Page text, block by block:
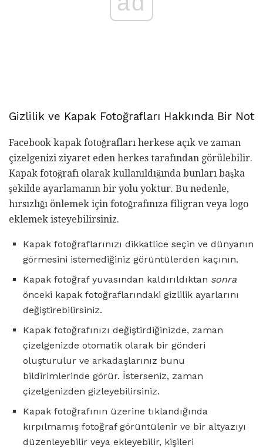
Gizlilik ve Kapak Fotoğrafları Hakkında Bir Not
Facebook kapak fotoğrafları herkese açık ve zaman
çizelgenizi ziyaret eden herkes tarafından görülebilir.
Kapak fotoğrafı olarak kullanıldığında bunları başka
şekilde ayarlamanın bir yolu yoktur. Bu nedenle,
hırsızlığı önlemek için fotoğrafınıza filigran veya logo
eklemek isteyebilirsiniz.
Kapak fotoğraflarınızı dikkatlice seçin ve dünyanın
görmesini istemediğiniz görüntülerden kaçının.
Kapak fotoğraf yuvasından kaldırıldıktan sonra
önceki kapak fotoğraflarındaki gizlilik ayarlarını
değiştirebilirsiniz.
Kapak fotoğrafınızı değiştirdiğinizde, zaman
çizelgenizde otomatik olarak bir gönderi
oluşturulur ve arkadaşlarınız bunu
bildirimlerinde görür. İsterseniz, zaman
çizelgenizden gizleyebilirsiniz.
Kapak fotoğrafının üzerine tıklandığında
kırpılmamış fotoğraf görüntülenir ve bir altyazıyı
düzenleyebilir veya ekleyebilir, kişileri